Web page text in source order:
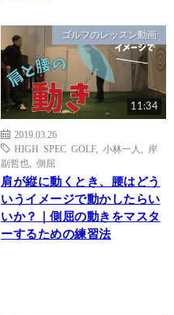
ゴルフのレッスン動画
11:34
2019.03.26
HIGH SPEC GOLF, 小林一人
岸
副哲也
側屈
肩が縦に動くとき、腰はどう
いうイメージで動かしたらい
いか？｜側屈の動きをマスタ
ーするための練習法